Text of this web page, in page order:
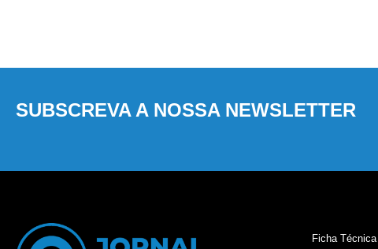
SUBSCREVA A NOSSA NEWSLETTER
Ficha Técnica